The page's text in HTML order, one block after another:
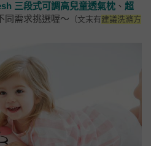
三段式可調高兒童透氣枕 、 超
同需求挑選喔～ （文末有建議洗滌方